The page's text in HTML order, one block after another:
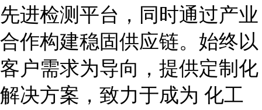
先进检测平台，同时通过产业
合作构建稳固供应链。始终以
客户需求为导向，提供定制化
解决方案，致力于成为 化工